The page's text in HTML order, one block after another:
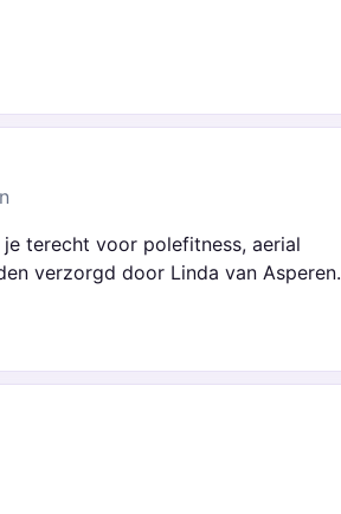
terecht voor polefitness, aerial
verzorgd door Linda van Asperen.